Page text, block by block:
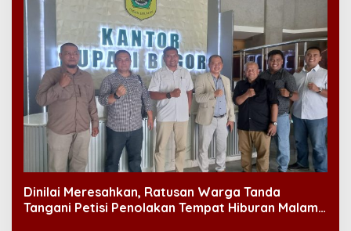
Dinilai Meresahkan, Ratusan Warga Tanda
Tangani Petisi Penolakan Tempat Hiburan Malam